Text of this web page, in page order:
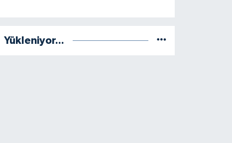
Yükleniyor...